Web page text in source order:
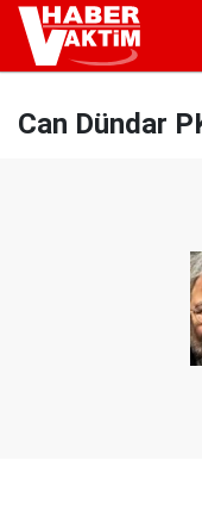
Can Dündar